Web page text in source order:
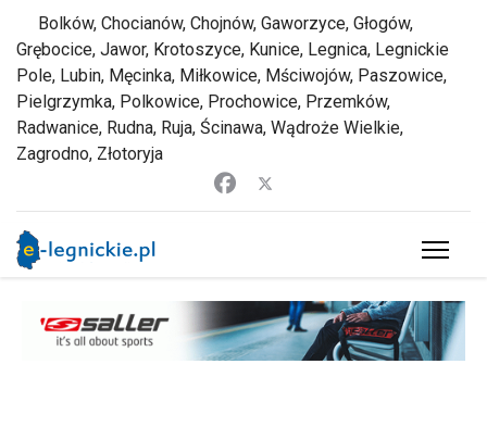
Bolków, Chocianów, Chojnów, Gaworzyce, Głogów,
Grębocice, Jawor, Krotoszyce, Kunice, Legnica, Legnickie
Pole, Lubin, Męcinka, Miłkowice, Mściwojów, Paszowice,
Pielgrzymka, Polkowice, Prochowice, Przemków,
Radwanice, Rudna, Ruja, Ścinawa, Wądroże Wielkie,
Zagrodno, Złotoryja